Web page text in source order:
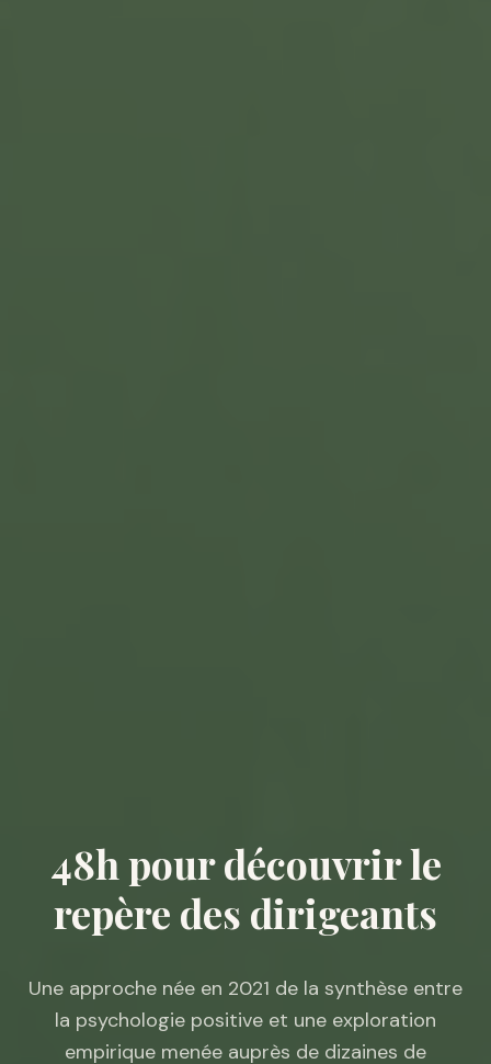
48h pour découvrir le
repère des dirigeants
Une approche née en 2021 de la synthèse entre
la psychologie positive et une exploration
empirique menée auprès de dizaines de